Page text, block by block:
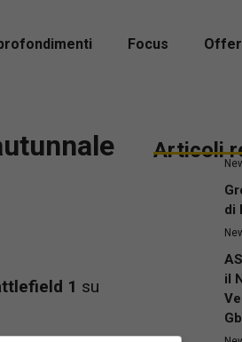
Focus
1 su
Articoli
di
il